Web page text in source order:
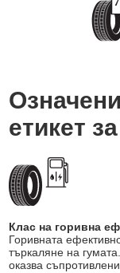
етикет
Клас на горивна
Горивната
търкаляне на
оказва